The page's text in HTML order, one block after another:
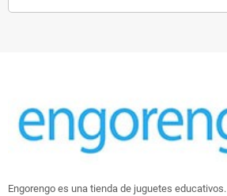
Engorengo es una tienda de juguetes educativos.